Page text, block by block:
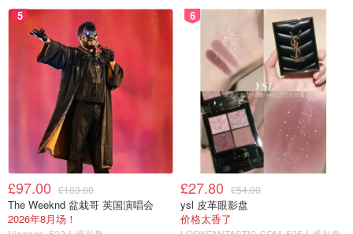
5
£97.00 £103.00
The Weeknd 盆栽哥 英国演唱会
2026年8月场！
6
£27.80 £54.00
ysl 皮革眼影盘
价格太香了